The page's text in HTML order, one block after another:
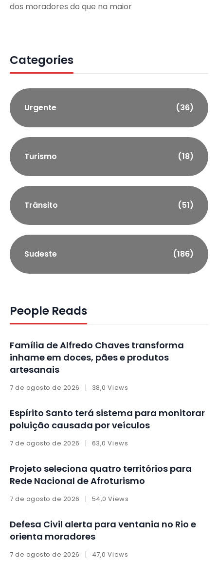
dos moradores do que na maior
Categories
Urgente (36)
Turismo (18)
Trânsito (51)
Sudeste (186)
People Reads
Família de Alfredo Chaves transforma
inhame em doces, pães e produtos
artesanais
7 de agosto de 2026 38,0 Views
Espírito Santo terá sistema para monitorar
poluição causada por veículos
7 de agosto de 2026 63,0 Views
Projeto seleciona quatro territórios para
Rede Nacional de Afroturismo
7 de agosto de 2026 54,0 Views
Defesa Civil alerta para ventania no Rio e
orienta moradores
7 de agosto de 2026 47,0 Views